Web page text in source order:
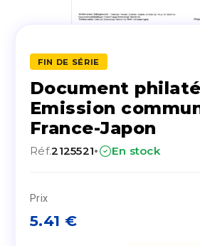
FIN DE SÉRIE
Document
Emission
France-Japon
Réf.2125521· En stock
Prix
5.41 €